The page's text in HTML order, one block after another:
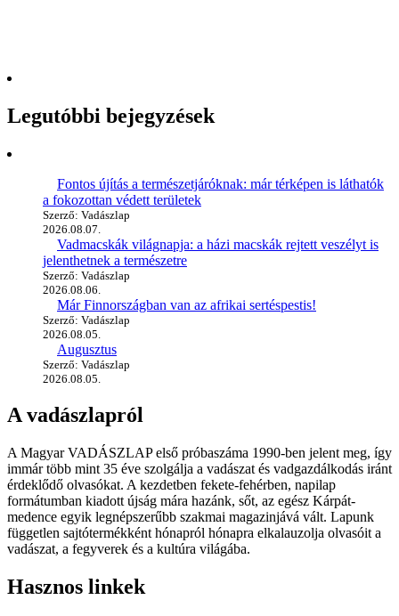
Legutóbbi bejegyzések
Fontos újítás a természetjáróknak: már térképen is láthatók
a fokozottan védett területek
Szerző: Vadászlap
2026.08.07.
Vadmacskák világnapja: a házi macskák rejtett veszélyt is
jelenthetnek a természetre
Szerző: Vadászlap
2026.08.06.
Már Finnországban van az afrikai sertéspestis!
Szerző: Vadászlap
2026.08.05.
Augusztus
Szerző: Vadászlap
2026.08.05.
A vadászlapról
A Magyar VADÁSZLAP első próbaszáma 1990-ben jelent meg, így
immár több mint 35 éve szolgálja a vadászat és vadgazdálkodás iránt
érdeklődő olvasókat. A kezdetben fekete-fehérben, napilap
formátumban kiadott újság mára hazánk, sőt, az egész Kárpát-
medence egyik legnépszerűbb szakmai magazinjává vált. Lapunk
független sajtótermékként hónapról hónapra elkalauzolja olvasóit a
vadászat, a fegyverek és a kultúra világába.
Hasznos linkek